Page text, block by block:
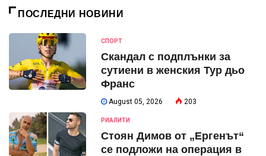
ПОСЛЕДНИ НОВИНИ
СПОРТ
Скандал с подплънки за
сутиени в женския Тур дьо
Франс
August 05, 2026 203
РИАЛИТИ
Стоян Димов от „Ергенът“
се подложи на операция в